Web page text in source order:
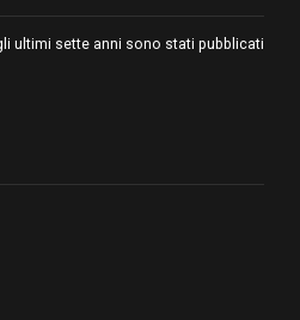
ultimi sette anni sono stati pubblicati